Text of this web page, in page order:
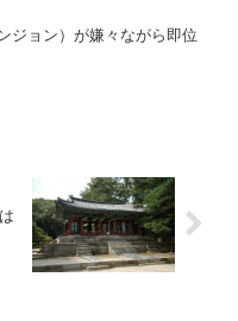
ジョン）が嫌々ながら即位